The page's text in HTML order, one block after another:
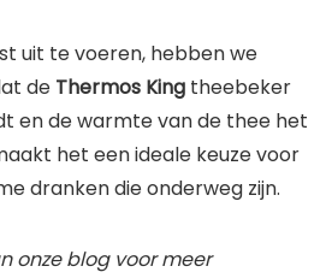
uit te voeren, hebben we
de Thermos King theebeker
en de warmte van de thee het
het een ideale keuze voor
dranken die onderweg zijn.
onze blog voor meer